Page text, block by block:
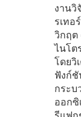
งานวิ
รเทอ
วิกฤต
ไนโต
โดยวิ
ฟังก์
กระบ
ออก